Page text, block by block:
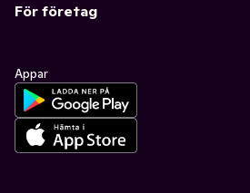
För företag
Appar